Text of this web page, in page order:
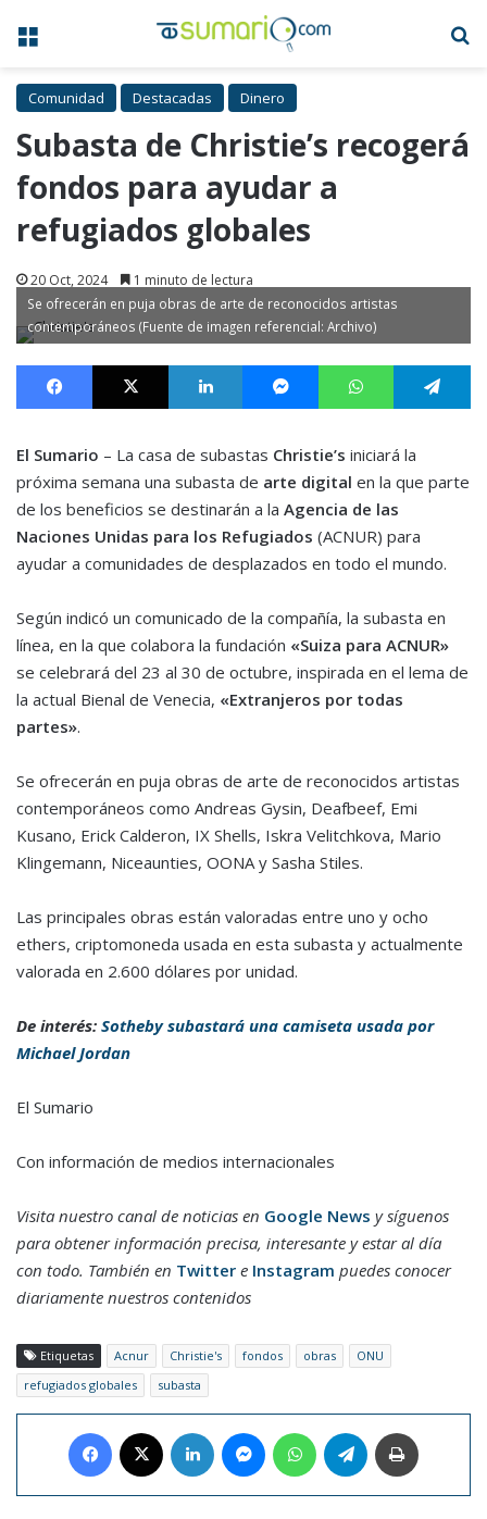
Menú
Comunidad Destacadas Dinero
Subasta de Christie’s recogerá
fondos para ayudar a
refugiados globales
20 Oct, 2024 1 minuto de lectura
Se ofrecerán en puja obras de arte de reconocidos artistas
contemporáneos (Fuente de imagen referencial: Archivo)
Facebook X LinkedIn MessengerWhatsApp
El Sumario – La casa de subastas Christie’s iniciará la
próxima semana una subasta de arte digital en la que parte
de los beneficios se destinarán a la Agencia de las
Naciones Unidas para los Refugiados (ACNUR) para
ayudar a comunidades de desplazados en todo el mundo.
Según indicó un comunicado de la compañía, la subasta en
línea, en la que colabora la fundación «Suiza para ACNUR»
se celebrará del 23 al 30 de octubre, inspirada en el lema de
la actual Bienal de Venecia, «Extranjeros por todas
partes».
Se ofrecerán en puja obras de arte de reconocidos artistas
contemporáneos como Andreas Gysin, Deafbeef, Emi
Kusano, Erick Calderon, IX Shells, Iskra Velitchkova, Mario
Klingemann, Niceaunties, OONA y Sasha Stiles.
Las principales obras están valoradas entre uno y ocho
ethers, criptomoneda usada en esta subasta y actualmente
valorada en 2.600 dólares por unidad.
De interés: Sotheby subastará una camiseta usada por
Michael Jordan
El Sumario
Con información de medios internacionales
Visita nuestro canal de noticias en Google News y síguenos
para obtener información precisa, interesante y estar al día
con todo. También en Twitter e Instagram puedes conocer
diariamente nuestros contenidos
Etiquetas Acnur Christie's fondos obras
ONU
refugiados globales
subasta
Facebook LinkedIn MessengerWhatsAppTelegram